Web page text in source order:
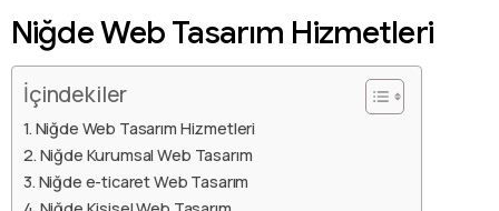
Niğde Web Tasarım Hizmetleri
İçindekiler
Niğde Web Tasarım Hizmetleri
Niğde Kurumsal Web Tasarım
Niğde e-ticaret Web Tasarım